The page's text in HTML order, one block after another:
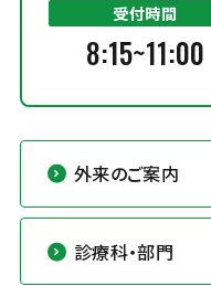
外来のご案内
診療科・部門
受付時間
8:15~11:00